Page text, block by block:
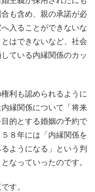
も含め、親の承諾が必
入ることができないな
はできないなど、社会
ている内縁関係のカッ
利も認められるように
縁関係について「将来
的とする婚姻の予約で
８年には「内縁関係を
ようになる」という判
なっていったのです。
す。